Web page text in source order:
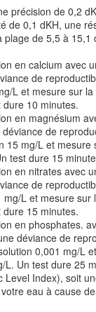
précision de 0,2
de 0,1 dKH, une
plage de 5,5 à 15,1
en calcium avec
de
L et mesure sur
dure 10 minutes.
en magnésium
de
15 mg/L et mesure
test dure 15
en nitrates avec
de
mg/L et mesure sur
dure 15 minutes.
en phosphates.
déviance de
0,001 mg/L
L. Un test dure 25
Level Index), soit
eau à cause